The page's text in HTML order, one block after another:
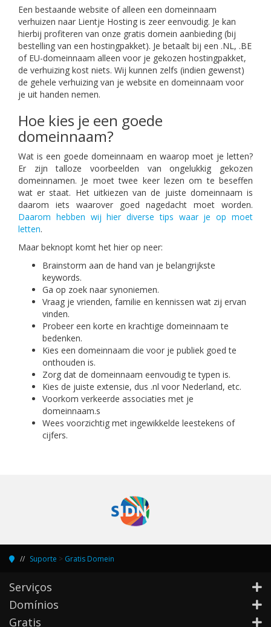
Een bestaande website of alleen een domeinnaam
verhuizen naar Lientje Hosting is zeer eenvoudig. Je kan
hierbij profiteren van onze gratis domein aanbieding (bij
bestelling van een hostingpakket). Je betaalt bij een .NL, .BE
of EU-domeinnaam alleen voor je gekozen hostingpakket,
de verhuizing kost niets. Wij kunnen zelfs (indien gewenst)
de gehele verhuizing van je website en domeinnaam voor
je uit handen nemen.
Hoe kies je een goede
domeinnaam?
Wat is een goede domeinnaam en waarop moet je letten?
Er zijn talloze voorbeelden van ongelukkig gekozen
domeinnamen. Je moet twee keer lezen om te beseffen
wat er staat. Het uitkiezen van de juiste domeinnaam is
daarom iets waarover goed nagedacht moet worden.
Daarom hebben wij hier diverse tips waar je op moet
letten.
Maar beknopt komt het hier op neer:
Brainstorm aan de hand van je belangrijkste
keywords.
Ga op zoek naar synoniemen.
Vraag je vrienden, familie en kennissen wat zij ervan
vinden.
Probeer een korte en krachtige domeinnaam te
bedenken.
Kies een domeinnaam die voor je publiek goed te
onthouden is.
Zorg dat de domeinnaam eenvoudig te typen is.
Kies de juiste extensie, dus .nl voor Nederland, etc.
Voorkom verkeerde associaties met je
domeinnaam.s
Wees voorzichtig met ingewikkelde leestekens of
cijfers.
Suporte > Gratis Domein
Serviços
Domínios
Gratis